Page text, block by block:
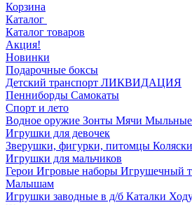
Корзина
Каталог
Каталог товаров
Акция!
Новинки
Подарочные боксы
Детский транспорт ЛИКВИДАЦИЯ
Пенниборды Самокаты
Спорт и лето
Водное оружие Зонты Мячи Мыльные
Игрушки для девочек
Зверушки, фигурки, питомцы
Игрушки для мальчиков
Герои Игровые наборы Игрушечный
Малышам
Игрушки заводные в д/б Каталки